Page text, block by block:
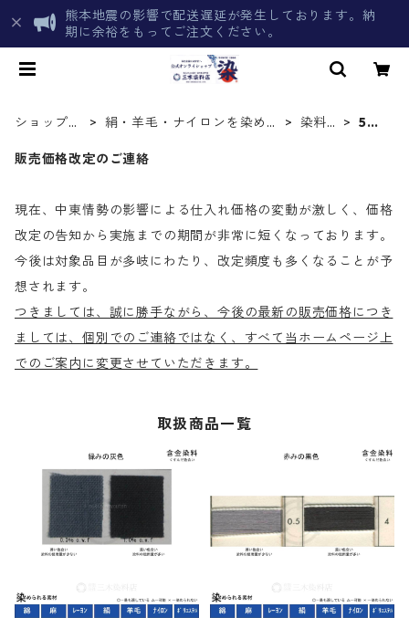
熊本地震の影響で配送遅延が発生しております。納
期に余裕をもってご注文ください。
ショップト
絹・羊毛・ナイロンを染める
染料
500
販売価格改定のご連絡
現在、中東情勢の影響による仕入れ価格の変動が激しく、価格
改定の告知から実施までの期間が非常に短くなっております。
今後は対象品目が多岐にわたり、改定頻度も多くなることが予
想されます。
つきましては、誠に勝手ながら、今後の最新の販売価格につき
ましては、個別でのご連絡ではなく、すべて当ホームページ上
でのご案内に変更させていただきます。
取扱商品一覧